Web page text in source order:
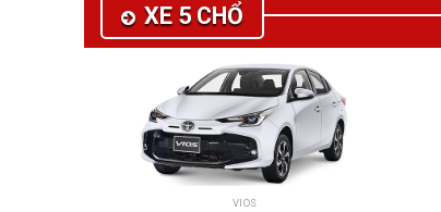
XE 5 CHỔ
VIOS